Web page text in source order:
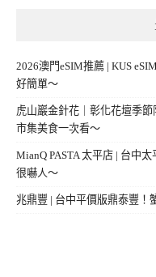
2026澳門eSIM推薦 | KUS
好簡單～
虎山巖金針花｜彰化花壇季
市集美食一次看～
MianQ PASTA 太平店 | 台中
很嚇人～
兆鼎豐 | 台中平價版鼎泰豐！